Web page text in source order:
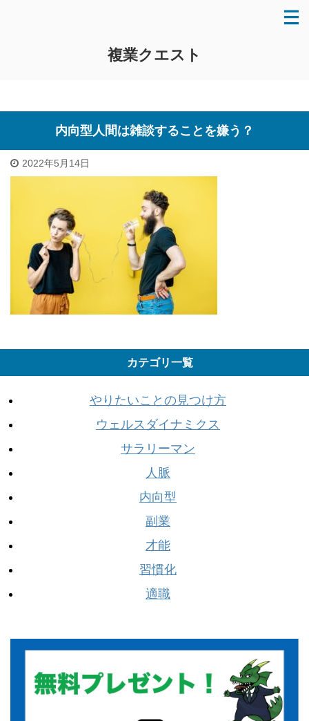
複業クエスト
内向型人間は雑談することを嫌う？
2022年5月14日
カテゴリ一覧
やりたいことの見つけ方
ウェルスダイナミクス
サラリーマン
人脈
内向型
副業
才能
習慣化
適職